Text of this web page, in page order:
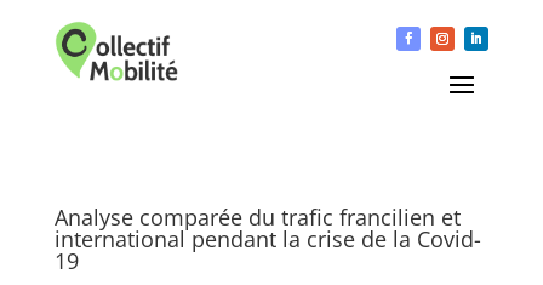
Analyse comparée du trafic francilien et
international pendant la crise de la Covid-
19